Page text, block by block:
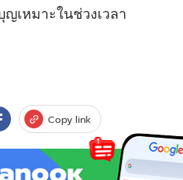
ำบุญเหมาะในช่วงเวล
Copy link